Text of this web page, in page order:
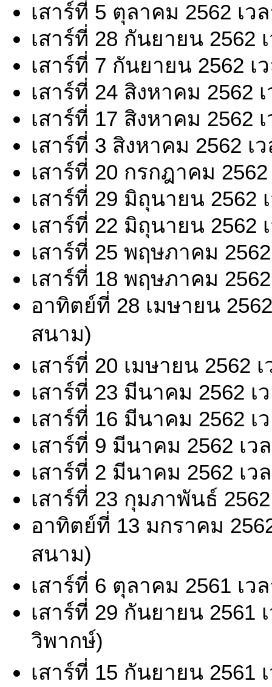
เสาร์ที่ 5 ตุลาคม 2562 เว
เสาร์ที่ 28 กันยายน 2562
เสาร์ที่ 7 กันยายน 2562 เ
เสาร์ที่ 24 สิงหาคม 2562
เสาร์ที่ 17 สิงหาคม 2562
เสาร์ที่ 3 สิงหาคม 2562 เ
เสาร์ที่ 20 กรกฎาคม
เสาร์ที่ 29 มิถุนายน 2562
เสาร์ที่ 22 มิถุนายน 2562
เสาร์ที่ 25 พฤษภาคม
เสาร์ที่ 18 พฤษภาคม
อาทิตย์ที่ 28 เมษายน
สนาม)
เสาร์ที่ 20 เมษายน 2562
เสาร์ที่ 23 มีนาคม 2562 เ
เสาร์ที่ 16 มีนาคม 2562 เ
เสาร์ที่ 9 มีนาคม 2562 เว
เสาร์ที่ 2 มีนาคม 2562 เว
เสาร์ที่ 23 กุมภาพันธ์
อาทิตย์ที่ 13 มกราคม
สนาม)
เสาร์ที่ 6 ตุลาคม 2561 เว
เสาร์ที่ 29 กันยายน 2561
วิพากษ์)
เสาร์ที่ 15 กันยายน 2561